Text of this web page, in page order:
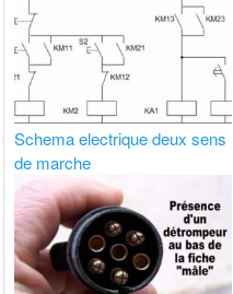
Schema electrique deux sens
de marche